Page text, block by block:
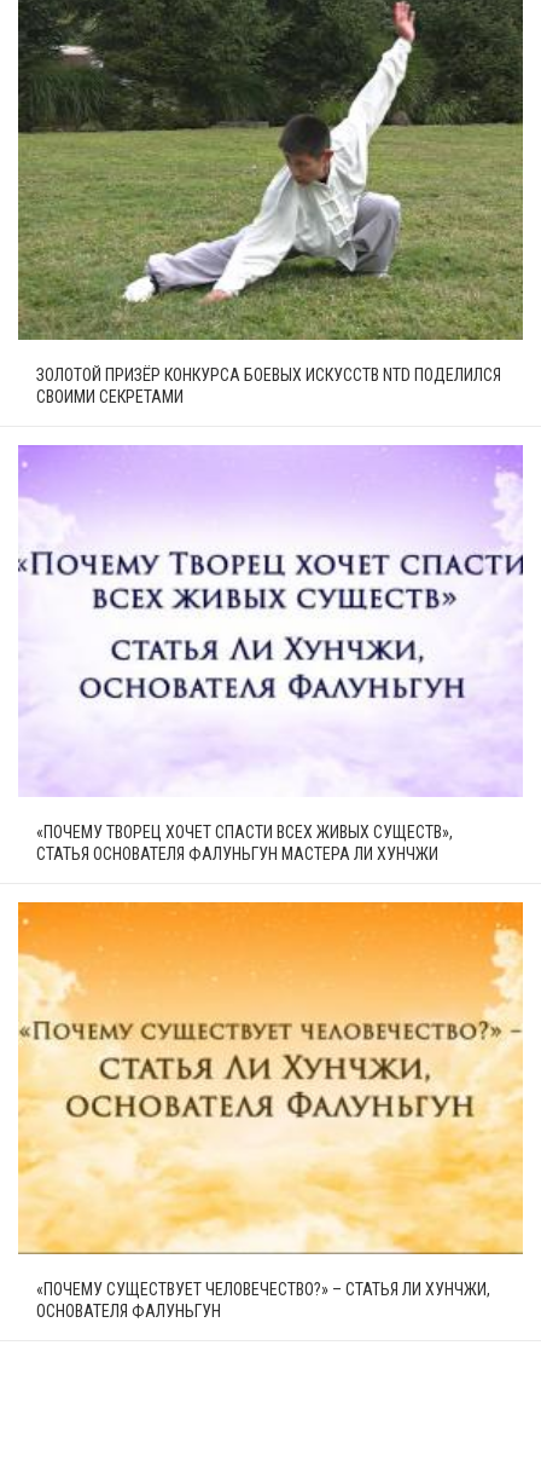
ЗОЛОТОЙ ПРИЗЁР КОНКУРСА БОЕВЫХ ИСКУССТВ NTD ПОДЕЛИЛСЯ
СВОИМИ СЕКРЕТАМИ
«ПОЧЕМУ ТВОРЕЦ ХОЧЕТ СПАСТИ ВСЕХ ЖИВЫХ СУЩЕСТВ»,
СТАТЬЯ ОСНОВАТЕЛЯ ФАЛУНЬГУН МАСТЕРА ЛИ ХУНЧЖИ
«ПОЧЕМУ СУЩЕСТВУЕТ ЧЕЛОВЕЧЕСТВО?» – СТАТЬЯ ЛИ ХУНЧЖИ,
ОСНОВАТЕЛЯ ФАЛУНЬГУН